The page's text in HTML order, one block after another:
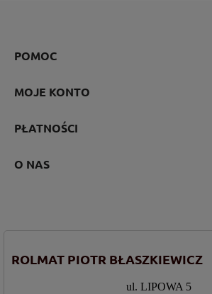
POMOC
MOJE KONTO
PŁATNOŚCI
O NAS
ROLMAT PIOTR BŁASZKIEWICZ
ul. LIPOWA 5